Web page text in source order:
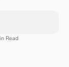
Read